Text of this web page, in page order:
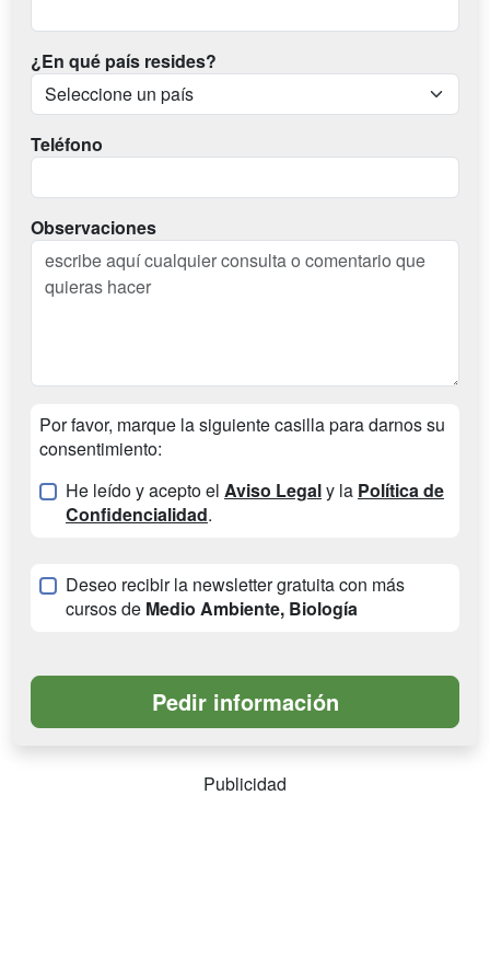
¿En qué país resides?
Teléfono
Observaciones
Por favor, marque la siguiente casilla para darnos su
consentimiento:
He leído y acepto el Aviso Legaly la Política de
Confidencialidad.
Deseo recibir la newsletter gratuita con más
cursos de Medio Ambiente, Biología
Publicidad